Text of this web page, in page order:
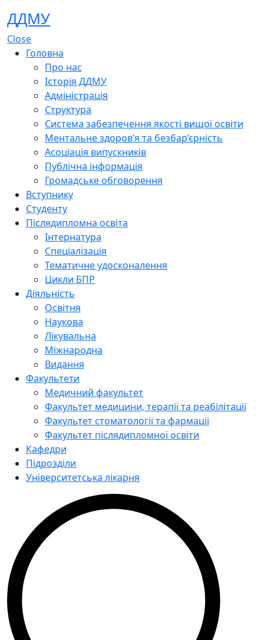
ДДМУ
Close
Головна
Про нас
Історія ДДМУ
Адміністрація
Структура
Система забезпечення якості вищої освіти
Ментальне здоров’я та безбар’єрність
Асоціація випускників
Публічна інформація
Громадське обговорення
Вступнику
Студенту
Післядипломна освіта
Інтернатура
Спеціалізація
Тематичне удосконалення
Цикли БПР
Діяльність
Освітня
Наукова
Лікувальна
Міжнародна
Видання
Факультети
Медичний факультет
Факультет медицини, терапії та реабілітації
Факультет стоматології та фармації
Факультет післядипломної освіти
Кафедри
Підрозділи
Університетська лікарня